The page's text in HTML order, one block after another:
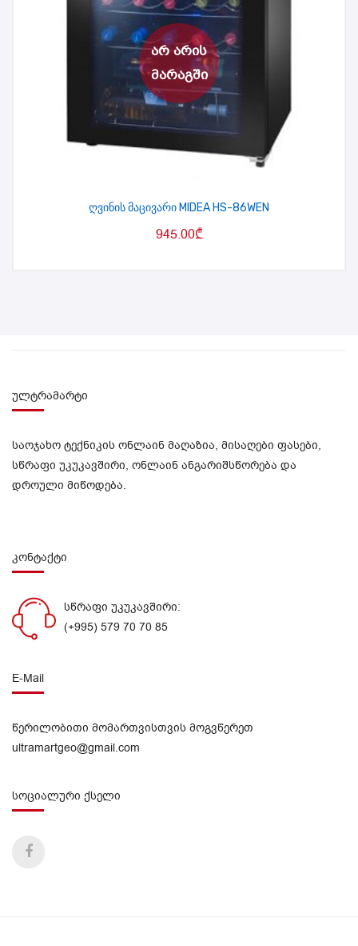
ღვინის მაცივარი MIDEA HS-86WEN
945.00₾
ულტრამარტი
საოჯახო ტექნიკის ონლაინ მაღაზია, მისაღები ფასები,
სწრაფი უკუკავშირი, ონლაინ ანგარიშსწორება და
დროული მიწოდება.
კონტაქტი
სწრაფი უკუკავშირი:
(+995) 579 70 70 85
E-Mail
წერილობითი მომართვისთვის მოგვწერეთ
ultramartgeo@gmail.com
სოციალური ქსელი